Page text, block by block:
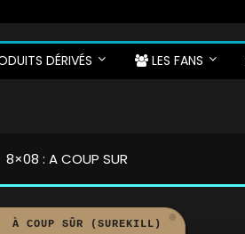
DÉRIVÉS LES FANS
8×08 : A COUP SUR
À COUP SÛR (SUREKILL)